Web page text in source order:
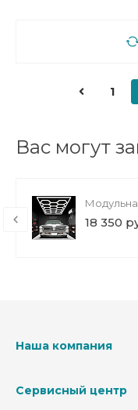
1
Вас могут
18 350
Наша компания
Сервисный центр